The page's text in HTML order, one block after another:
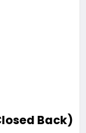
Back)